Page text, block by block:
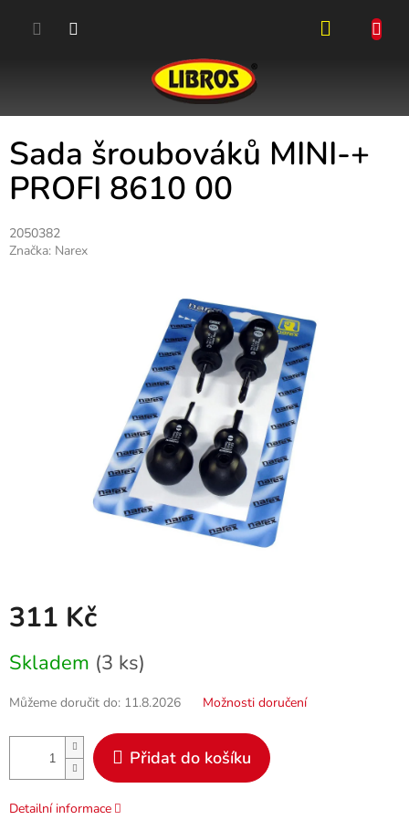
Sada šroubováků MINI-+
PROFI 8610 00
2050382
Značka: Narex
311 Kč
cena:
Skladem (3 ks)
Můžeme doručit do: 11.8.2026 Možnosti doručení
Přidat do košíku
Detailní informace